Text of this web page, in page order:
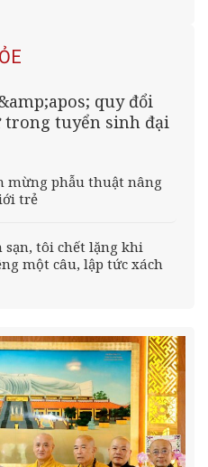
quy đổi
tuyển sinh đại
mừng phẫu thuật nâng
trẻ
tôi chết lặng khi
một câu, lập tức xách